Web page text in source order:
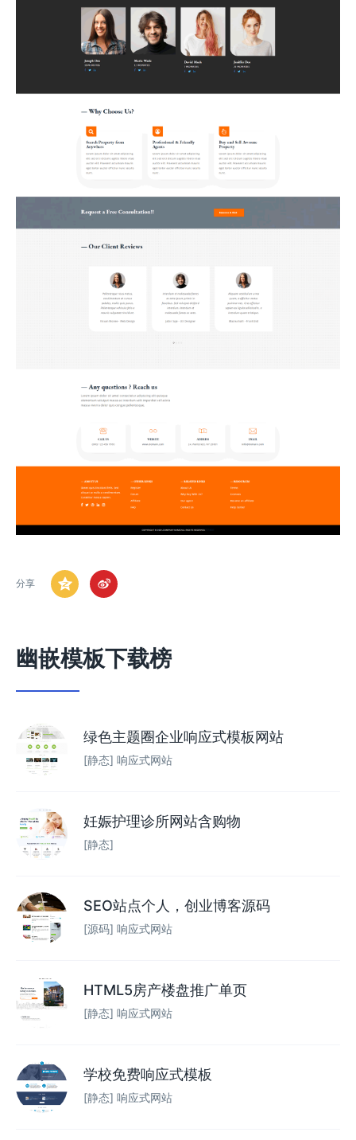
分享
幽嵌模板下载榜
绿色主题圈企业响应式模板网站
[静态] 响应式网站
妊娠护理诊所网站含购物
[静态]
SEO站点个人，创业博客源码
[源码] 响应式网站
HTML5房产楼盘推广单页
[静态] 响应式网站
学校免费响应式模板
[静态] 响应式网站